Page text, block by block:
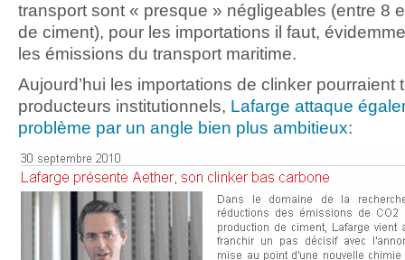
transport sont « presque » négligeables (entre 8
de ciment), pour les importations il faut,
les émissions du transport maritime.
Aujourd’hui les importations de clinker pourraient
producteurs institutionnels, Lafarge attaque
problème par un angle bien plus ambitieux: